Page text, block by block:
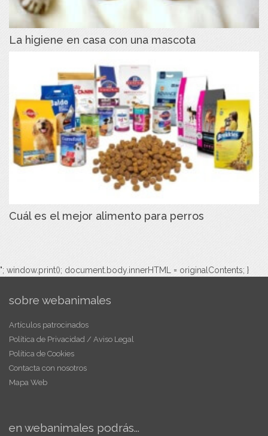
La higiene en casa con una mascota
Cuál es el mejor alimento para perros
"; window.print(); document.body.innerHTML = originalContents; }
sobre webanimales
Artículos patrocinados
Política de Privacidad / Aviso Legal
Política de Cookies
Contacta con nosotros
Mapa Web
en webanimales podrás...